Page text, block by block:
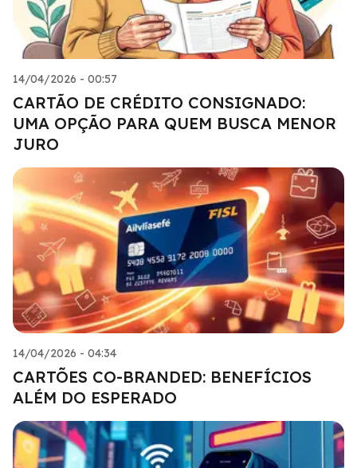
14/04/2026 - 00:57
CARTÃO DE CRÉDITO CONSIGNADO:
UMA OPÇÃO PARA QUEM BUSCA MENOR
JURO
14/04/2026 - 04:34
CARTÕES CO-BRANDED: BENEFÍCIOS
ALÉM DO ESPERADO